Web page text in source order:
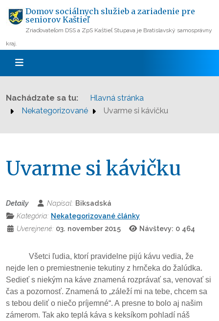
Domov sociálnych služieb a zariadenie pre
seniorov Kaštieľ
Zriaďovateľom DSS a ZpS Kaštieľ Stupava je Bratislavský samosprávny
kraj.
Nachádzate sa tu:
Hlavná stránka
Nekategorizované
Uvarme si kávičku
Uvarme si kávičku
Detaily Napísal: Biksadská
Kategória: Nekategorizované články
Uverejnené: 03. november 2015 Návštevy: 0 464
Všetci ľudia, ktorí pravidelne pijú kávu vedia, že
nejde len o premiestnenie tekutiny z hrnčeka do žalúdka.
Sedieť s niekým na káve znamená rozprávať sa, venovať si
čas a pozornosť. Znamená to „záleží mi na tebe, chcem sa
s tebou deliť o niečo príjemné“. A presne to bolo aj našim
zámerom. Tak ako teplá káva s keksíkom pohladí náš